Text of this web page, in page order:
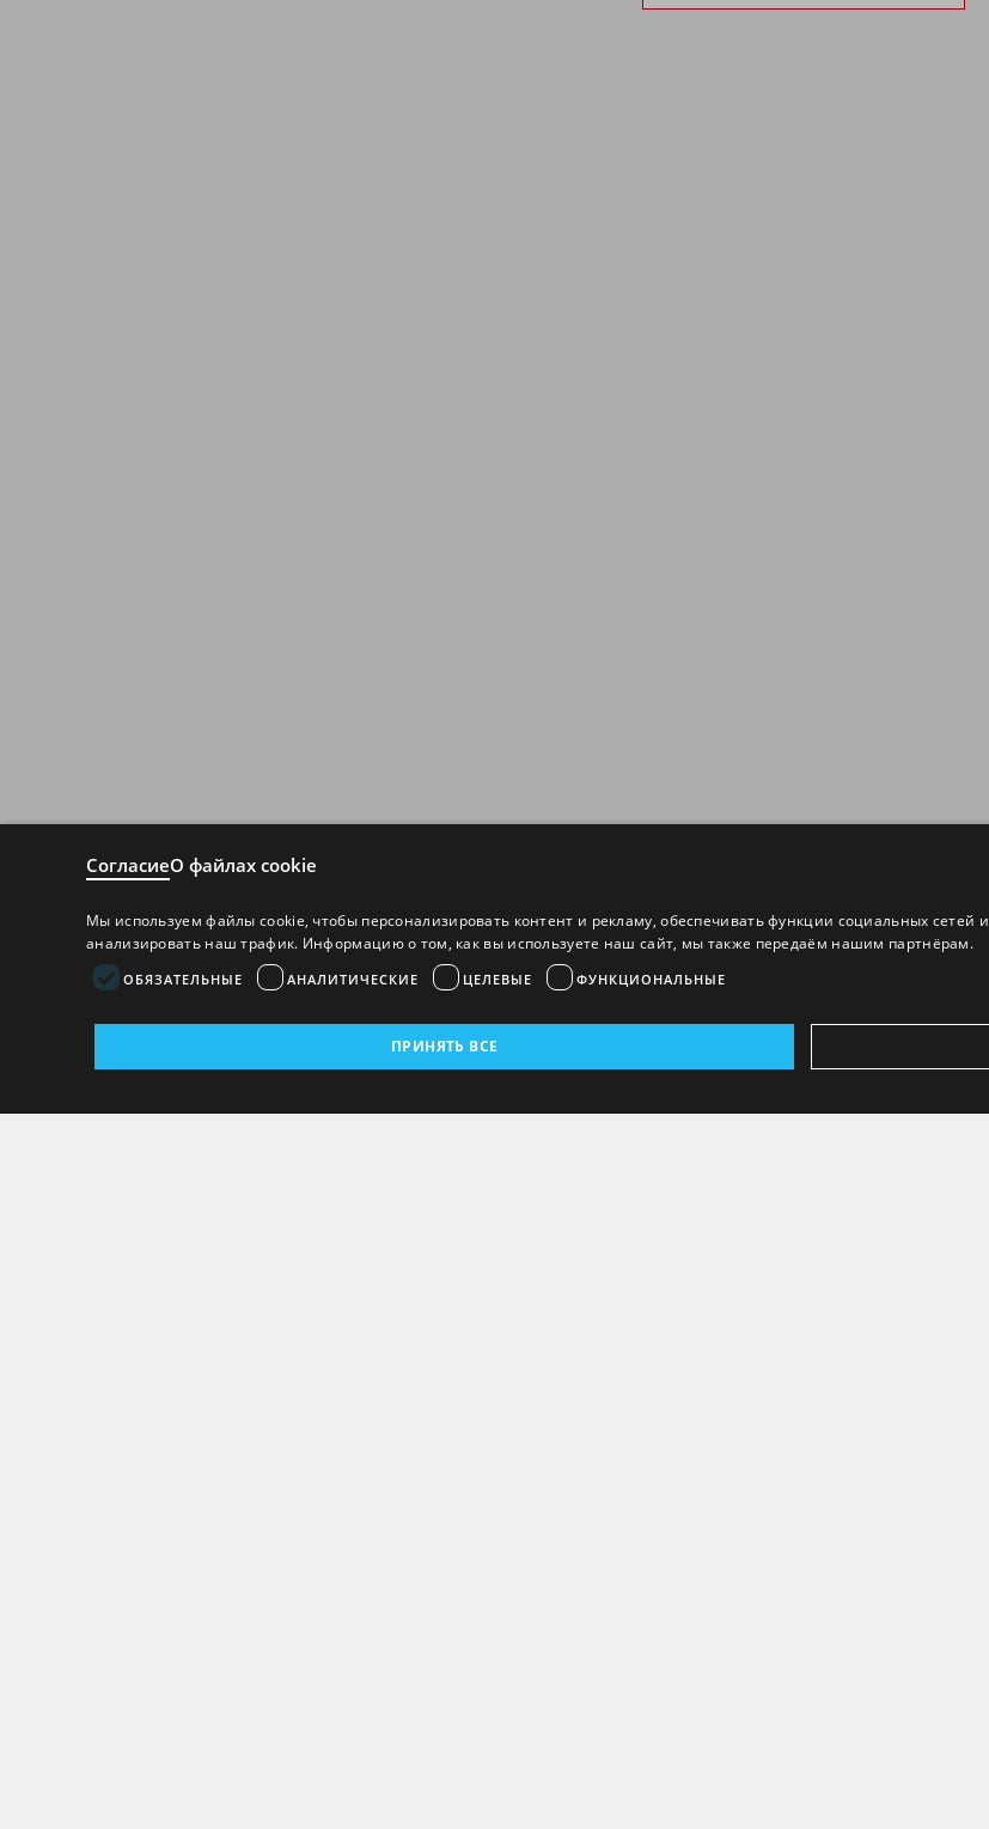
СогласиеО файлах cookie
Мы используем файлы cookie, чтобы персонализировать контент и рекламу, обеспечивать функции социальных сетей и
анализировать наш трафик. Информацию о том, как вы используете наш сайт, мы также передаём нашим партнёрам.
ОБЯЗАТЕЛЬНЫЕ АНАЛИТИЧЕСКИЕ ЦЕЛЕВЫЕ ФУНКЦИОНАЛЬНЫЕ
ПРИНЯТЬ ВСЕ